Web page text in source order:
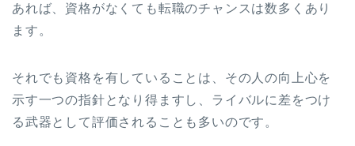
あれば、資格がなくても転職のチャンスは数多くあり
ます。
それでも資格を有していることは、その人の向上心を
示す一つの指針となり得ますし、ライバルに差をつけ
る武器として評価されることも多いのです。